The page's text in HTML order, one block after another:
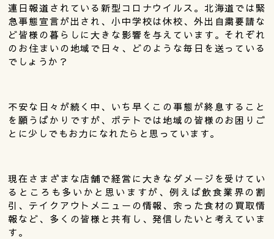
連日報道されている新型コロナウイルス。北海道では緊
急事態宣言が出され、小中学校は休校、外出自粛要請な
ど皆様の暮らしに大きな影響を与えています。それぞれ
のお住まいの地域で日々、どのような毎日を送っている
でしょうか？
不安な日々が続く中、いち早くこの事態が終息すること
を願うばかりですが、ポテトでは地域の皆様のお困りご
とに少しでもお力になれたらと思っています。
現在さまざまな店舗で経営に大きなダメージを受けてい
るところも多いかと思いますが、例えば飲食業界の割
引、テイクアウトメニューの情報、余った食材の買取情
報など、多くの皆様と共有し、発信したいと考えていま
す。